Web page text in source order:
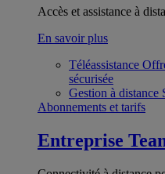
Accès et assistance à
En savoir plus
Téléassistance
sécurisée
Gestion à distance
Abonnements et tarifs
Entreprise